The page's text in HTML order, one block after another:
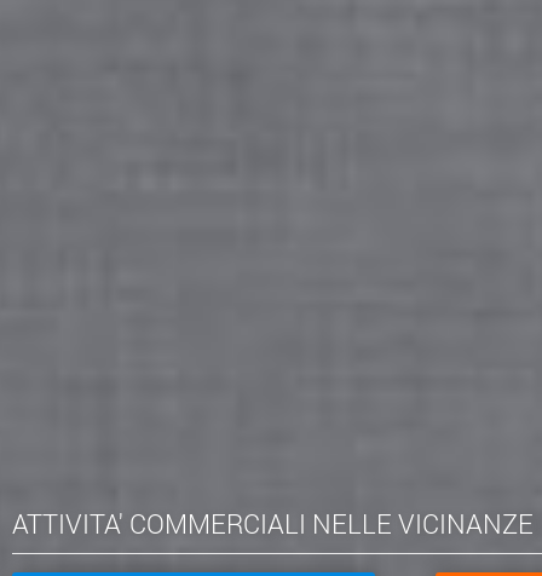
ATTIVITA' COMMERCIALI NELLE VICINANZE